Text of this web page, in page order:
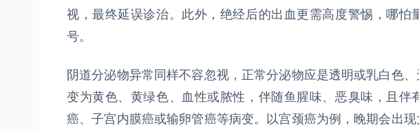
视，最终延误诊治。此外，绝经后的出血更需高度警惕，哪怕
号。
阴道分泌物异常同样不容忽视，正常分泌物应是透明或乳白色
变为黄色、黄绿色、血性或脓性，伴随鱼腥味、恶臭味，且伴
癌、子宫内膜癌或输卵管癌等病变。以宫颈癌为例，晚期会出